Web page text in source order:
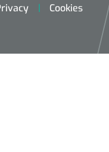
Cookies